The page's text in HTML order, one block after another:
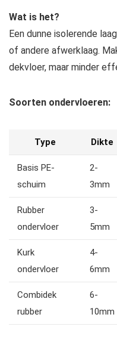
Wat is het?
Een dunne isolerende
of andere afwerklaag.
dekvloer, maar minder
Soorten ondervloeren:
Type Dikte
Basis PE-
schuim
2-
3mm
Rubber
ondervloer
3-
5mm
Kurk
ondervloer
4-
6mm
Combidek
rubber
6-
10mm